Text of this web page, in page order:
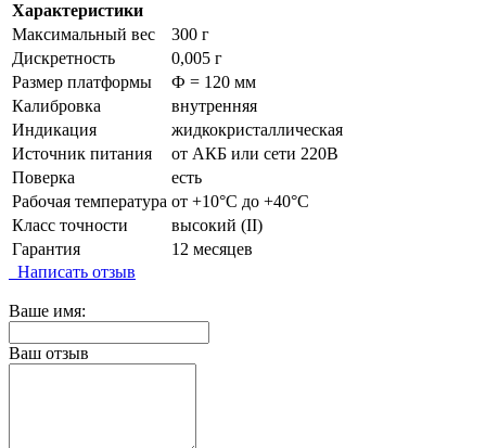
Характеристики
Максимальный вес
300 г
Дискретность
0,005 г
Размер платформы
Ф = 120 мм
Калибровка
внутренняя
Индикация
жидкокристаллическая
Источник питания
от АКБ или сети 220В
Поверка
есть
Рабочая температура от +10°C до +40°C
Класс точности
высокий (II)
Гарантия
12 месяцев
Написать отзыв
Ваше имя:
Ваш отзыв